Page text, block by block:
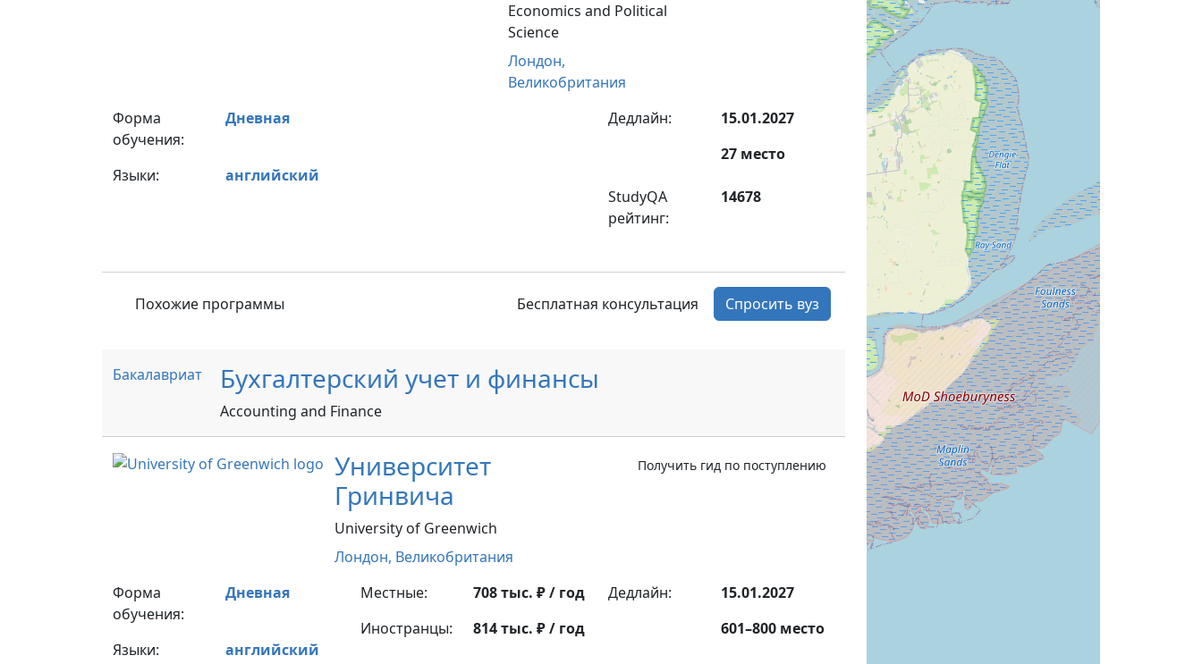
Economics and Political
Science
Лондон,
Великобритания
Форма
обучения:
Дневная
Языки: английский
Дедлайн:
15.01.2027
27 место
StudyQA
рейтинг:
14678
Похожие программы Бесплатная консультация Спросить вуз
Бакалавриат Бухгалтерский учет и финансы
Accounting and Finance
Университет
Гринвича
University of Greenwich
Лондон, Великобритания
Получить гид по поступлению
Форма
обучения:
Дневная
Языки: английский
Местные:
708 тыс. ₽ / год
Иностранцы:
814 тыс. ₽ / год
Дедлайн:
15.01.2027
601–800 место